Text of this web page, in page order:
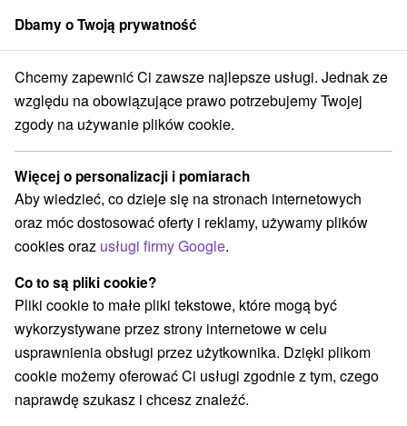
członek grupySorger
Leniwy weekend w Dudincach – relaks, który postawi Cię na nogi
Leniwy weekend w Dudincach –
relaks, który postawi Cię na nogi
Oferta wygasła! Wybierz poniżej z aktualnych ofert.
Hotel Mineral Dudince
Uzdrowisko Dudince
Dudince
Przejdź do lokalizacji
9,2 doskonały·327 recenzji
Dbamy o Twoją prywatność
Chcemy zapewnić Ci zawsze najlepsze usługi. Jednak ze
względu na obowiązujące prawo potrzebujemy Twojej
zgody na używanie plików cookie.
Więcej o personalizacji i pomiarach
Aby wiedzieć, co dzieje się na stronach internetowych
oraz móc dostosować oferty i reklamy, używamy plików
cookies oraz usługi firmy Google.
Co to są pliki cookie?
Pliki cookie to małe pliki tekstowe, które mogą być
wykorzystywane przez strony internetowe w celu
usprawnienia obsługi przez użytkownika. Dzięki plikom
cookie możemy oferować Ci usługi zgodnie z tym, czego
naprawdę szukasz i chcesz znaleźć.